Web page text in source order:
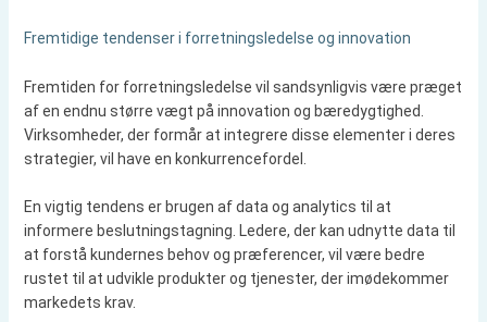
Fremtidige tendenser i forretningsledelse og innovation
Fremtiden for forretningsledelse vil sandsynligvis være præget
af en endnu større vægt på innovation og bæredygtighed.
Virksomheder, der formår at integrere disse elementer i deres
strategier, vil have en konkurrencefordel.
En vigtig tendens er brugen af data og analytics til at
informere beslutningstagning. Ledere, der kan udnytte data til
at forstå kundernes behov og præferencer, vil være bedre
rustet til at udvikle produkter og tjenester, der imødekommer
markedets krav.